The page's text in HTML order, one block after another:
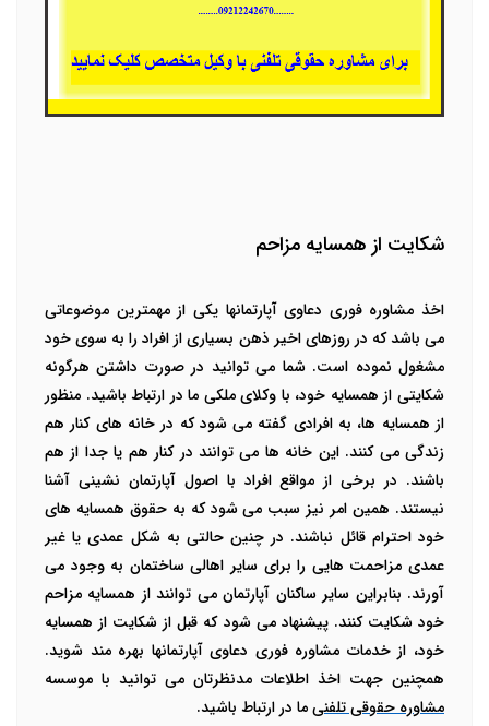
شکایت از همسایه مزاحم
اخذ مشاوره فوری دعاوی آپارتمانها یکی از مهمترین موضوعاتی
می باشد که در روزهای اخیر ذهن بسیاری از افراد را به سوی خود
مشغول نموده است. شما می توانید در صورت داشتن هرگونه
شکایتی از همسایه خود، با وکلای ملکی ما در ارتباط باشید. منظور
از همسایه ها، به افرادی گفته می شود که در خانه های کنار هم
زندگی می کنند. این خانه ها می توانند در کنار هم یا جدا از هم
باشند. در برخی از مواقع افراد با اصول آپارتمان نشینی آشنا
نیستند. همین امر نیز سبب می شود که به حقوق همسایه های
خود احترام قائل نباشند. در چنین حالتی به شکل عمدی یا غیر
عمدی مزاحمت هایی را برای سایر اهالی ساختمان به وجود می
آورند. بنابراین سایر ساکنان آپارتمان می توانند از همسایه مزاحم
خود شکایت کنند. پیشنهاد می شود که قبل از شکایت از همسایه
خود، از خدمات مشاوره فوری دعاوی آپارتمانها بهره مند شوید.
همچنین جهت اخذ اطلاعات مدنظرتان می توانید با موسسه
مشاوره حقوقی تلفنیما در ارتباط باشید.